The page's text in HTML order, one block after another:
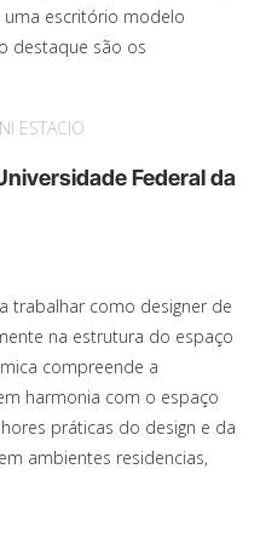
uma escritório modelo
destaque são os
ESTACIO
Federal da
trabalhar como designer de
na estrutura do espaço
compreende a
harmonia com o espaço
práticas do design e da
ambientes residencias,